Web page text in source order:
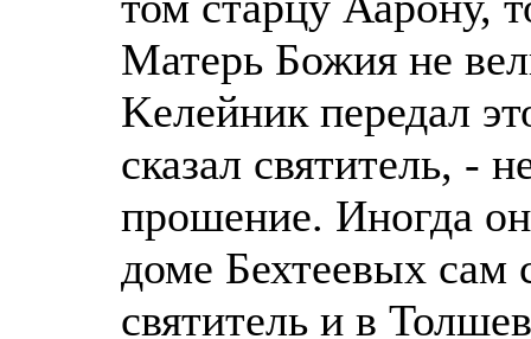
Матерь Божия не
Kелейник передал
сказал святитель, -
прошение. Иногда
доме Бехтеевых сам
святитель и в